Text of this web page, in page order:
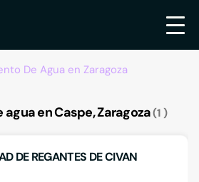
De Agua en Zaragoza
en Caspe, Zaragoza 1
DE REGANTES DE CIVAN